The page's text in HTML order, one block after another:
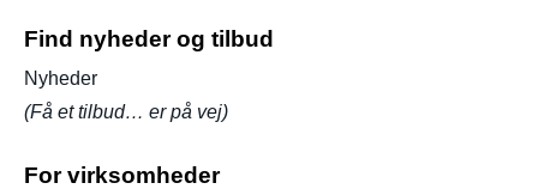
Find nyheder og tilbud
Nyheder
(Få et tilbud… er på vej)
For virksomheder